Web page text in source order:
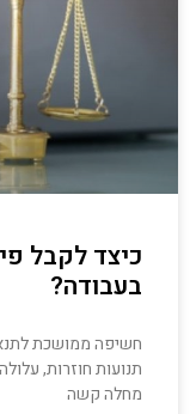
כיצד לקבל
בעבודה?
חשיפה ממושכת
תנועות חוזרות,
מחלה קשה